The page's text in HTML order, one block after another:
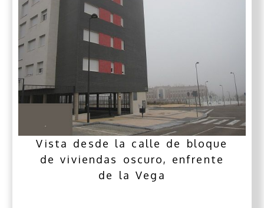
Vista desde la calle de bloque
de viviendas oscuro, enfrente
de la Vega